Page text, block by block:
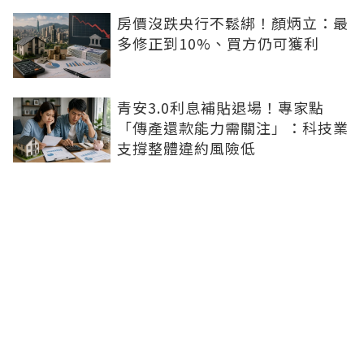
房價沒跌央行不鬆綁！顏炳立：最
多修正到10%、買方仍可獲利
青安3.0利息補貼退場！專家點
「傳產還款能力需關注」：科技業
支撐整體違約風險低